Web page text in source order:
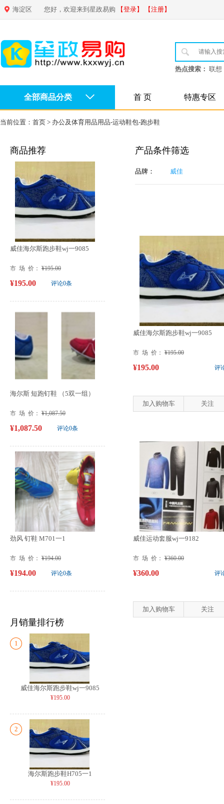
海淀区 您好，欢迎来到星政易购 【登录】 【注册】
热点搜索： 联想
全部商品分类 首 页 特惠专区
当前位置： 首页 > 办公及体育用品用品-运动鞋包-跑步鞋
商品推荐
威佳海尔斯跑步鞋wj一9085
市 场 价： ¥195.00
评论0条
¥195.00
海尔斯 短跑钉鞋 （5双一组）
市 场 价： ¥1,087.50
评论0条
¥1,087.50
劲风 钉鞋 M701一1
市 场 价： ¥194.00
评论0条
¥194.00
月销量排行榜
1
威佳海尔斯跑步鞋wj一9085
¥195.00
2
海尔斯跑步鞋H705一1
¥195.00
产品条件筛选
品牌： 威佳
威佳海尔斯跑步鞋wj一9085
市 场 价： ¥195.00
评
¥195.00
加入购物车 关注
威佳运动套服wj一9182
市 场 价： ¥360.00
评
¥360.00
加入购物车 关注